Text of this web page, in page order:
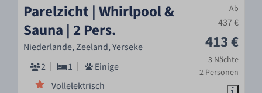
Ab
437 €
413 €
3 Nächte
2 Personen
Parelzicht | Whirlpool &
Sauna | 2 Pers.
Niederlande, Zeeland, Yerseke
2
1
Einige
Vollelektrisch